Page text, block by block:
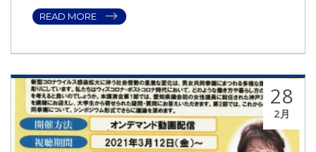
READ MORE
28
2月